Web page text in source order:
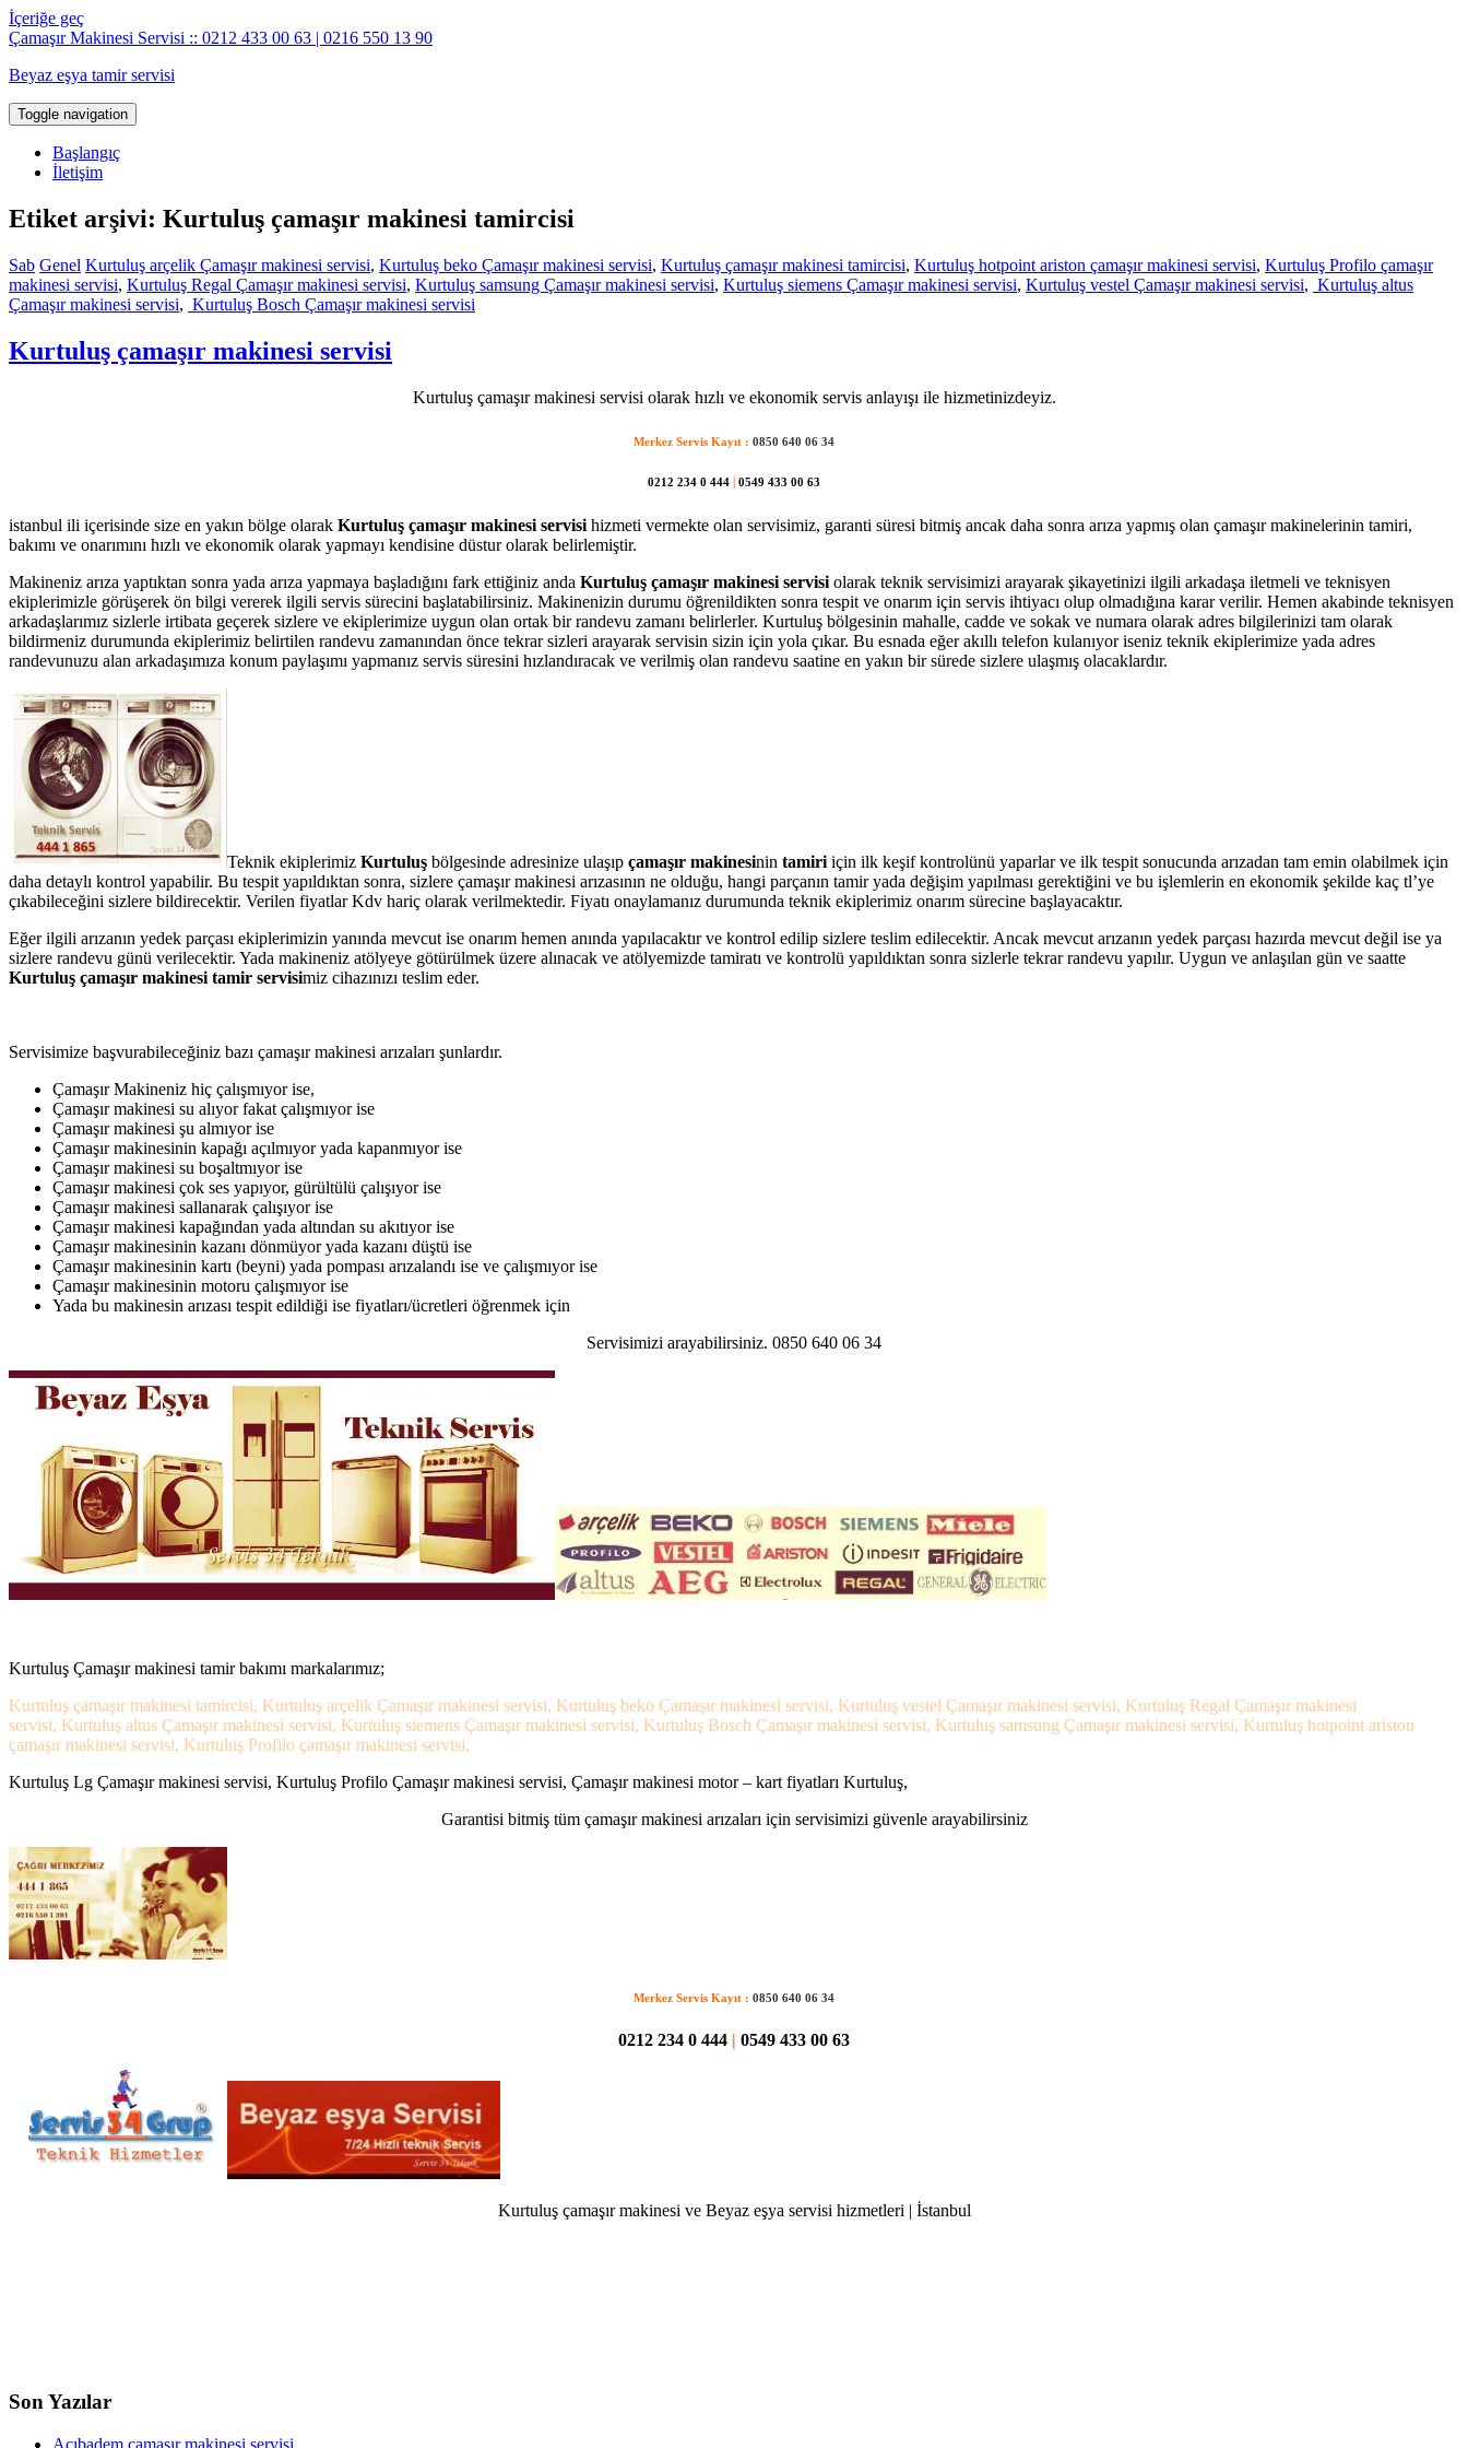
İçeriğe geç
Çamaşır Makinesi Servisi :: 0212 433 00 63 | 0216 550 13 90
Beyaz eşya tamir servisi
Toggle navigation
Başlangıç
İletişim
Etiket arşivi: Kurtuluş çamaşır makinesi tamircisi
Sab Genel Kurtuluş arçelik Çamaşır makinesi servisi, Kurtuluş beko Çamaşır makinesi servisi, Kurtuluş çamaşır makinesi tamircisi, Kurtuluş hotpoint ariston çamaşır makinesi servisi, Kurtuluş Profilo çamaşır
makinesi servisi, Kurtuluş Regal Çamaşır makinesi servisi, Kurtuluş samsung Çamaşır makinesi servisi, Kurtuluş siemens Çamaşır makinesi servisi, Kurtuluş vestel Çamaşır makinesi servisi, Kurtuluş altus
Çamaşır makinesi servisi, Kurtuluş Bosch Çamaşır makinesi servisi
Kurtuluş çamaşır makinesi servisi
Kurtuluş çamaşır makinesi servisi olarak hızlı ve ekonomik servis anlayışı ile hizmetinizdeyiz.
Merkez Servis Kayıt : 0850 640 06 34
0212 234 0 444 | 0549 433 00 63
istanbul ili içerisinde size en yakın bölge olarak Kurtuluş çamaşır makinesi servisi hizmeti vermekte olan servisimiz, garanti süresi bitmiş ancak daha sonra arıza yapmış olan çamaşır makinelerinin tamiri,
bakımı ve onarımını hızlı ve ekonomik olarak yapmayı kendisine düstur olarak belirlemiştir.
Makineniz arıza yaptıktan sonra yada arıza yapmaya başladığını fark ettiğiniz anda Kurtuluş çamaşır makinesi servisi olarak teknik servisimizi arayarak şikayetinizi ilgili arkadaşa iletmeli ve teknisyen
ekiplerimizle görüşerek ön bilgi vererek ilgili servis sürecini başlatabilirsiniz. Makinenizin durumu öğrenildikten sonra tespit ve onarım için servis ihtiyacı olup olmadığına karar verilir. Hemen akabinde teknisyen
arkadaşlarımız sizlerle irtibata geçerek sizlere ve ekiplerimize uygun olan ortak bir randevu zamanı belirlerler. Kurtuluş bölgesinin mahalle, cadde ve sokak ve numara olarak adres bilgilerinizi tam olarak
bildirmeniz durumunda ekiplerimiz belirtilen randevu zamanından önce tekrar sizleri arayarak servisin sizin için yola çıkar. Bu esnada eğer akıllı telefon kulanıyor iseniz teknik ekiplerimize yada adres
randevunuzu alan arkadaşımıza konum paylaşımı yapmanız servis süresini hızlandıracak ve verilmiş olan randevu saatine en yakın bir sürede sizlere ulaşmış olacaklardır.
Teknik ekiplerimiz Kurtuluş bölgesinde adresinize ulaşıp çamaşır makinesinin tamiri için ilk keşif kontrolünü yaparlar ve ilk tespit sonucunda arızadan tam emin olabilmek için
daha detaylı kontrol yapabilir. Bu tespit yapıldıktan sonra, sizlere çamaşır makinesi arızasının ne olduğu, hangi parçanın tamir yada değişim yapılması gerektiğini ve bu işlemlerin en ekonomik şekilde kaç tl’ye
çıkabileceğini sizlere bildirecektir. Verilen fiyatlar Kdv hariç olarak verilmektedir. Fiyatı onaylamanız durumunda teknik ekiplerimiz onarım sürecine başlayacaktır.
Eğer ilgili arızanın yedek parçası ekiplerimizin yanında mevcut ise onarım hemen anında yapılacaktır ve kontrol edilip sizlere teslim edilecektir. Ancak mevcut arızanın yedek parçası hazırda mevcut değil ise ya
sizlere randevu günü verilecektir. Yada makineniz atölyeye götürülmek üzere alınacak ve atölyemizde tamiratı ve kontrolü yapıldıktan sonra sizlerle tekrar randevu yapılır. Uygun ve anlaşılan gün ve saatte
Kurtuluş çamaşır makinesi tamir servisimiz cihazınızı teslim eder.
Servisimize başvurabileceğiniz bazı çamaşır makinesi arızaları şunlardır.
Çamaşır Makineniz hiç çalışmıyor ise,
Çamaşır makinesi su alıyor fakat çalışmıyor ise
Çamaşır makinesi şu almıyor ise
Çamaşır makinesinin kapağı açılmıyor yada kapanmıyor ise
Çamaşır makinesi su boşaltmıyor ise
Çamaşır makinesi çok ses yapıyor, gürültülü çalışıyor ise
Çamaşır makinesi sallanarak çalışıyor ise
Çamaşır makinesi kapağından yada altından su akıtıyor ise
Çamaşır makinesinin kazanı dönmüyor yada kazanı düştü ise
Çamaşır makinesinin kartı (beyni) yada pompası arızalandı ise ve çalışmıyor ise
Çamaşır makinesinin motoru çalışmıyor ise
Yada bu makinesin arızası tespit edildiği ise fiyatları/ücretleri öğrenmek için
Servisimizi arayabilirsiniz. 0850 640 06 34
Kurtuluş Çamaşır makinesi tamir bakımı markalarımız;
Kurtuluş çamaşır makinesi tamircisi, Kurtuluş arçelik Çamaşır makinesi servisi, Kurtuluş beko Çamaşır makinesi servisi, Kurtuluş vestel Çamaşır makinesi servisi, Kurtuluş Regal Çamaşır makinesi
servisi, Kurtuluş altus Çamaşır makinesi servisi, Kurtuluş siemens Çamaşır makinesi servisi, Kurtuluş Bosch Çamaşır makinesi servisi, Kurtuluş samsung Çamaşır makinesi servisi, Kurtuluş hotpoint ariston
çamaşır makinesi servisi, Kurtuluş Profilo çamaşır makinesi servisi,
Kurtuluş Lg Çamaşır makinesi servisi, Kurtuluş Profilo Çamaşır makinesi servisi, Çamaşır makinesi motor – kart fiyatları Kurtuluş,
Garantisi bitmiş tüm çamaşır makinesi arızaları için servisimizi güvenle arayabilirsiniz
Merkez Servis Kayıt : 0850 640 06 34
0212 234 0 444 0549 433 00 63
Kurtuluş çamaşır makinesi ve Beyaz eşya servisi hizmetleri | İstanbul
Son Yazılar
Acıbadem çamaşır makinesi servisi